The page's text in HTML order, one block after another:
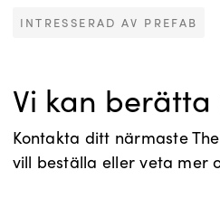
INTRESSERAD AV PREFAB
Vi kan berätta
Kontakta ditt närmaste
vill beställa eller veta mer